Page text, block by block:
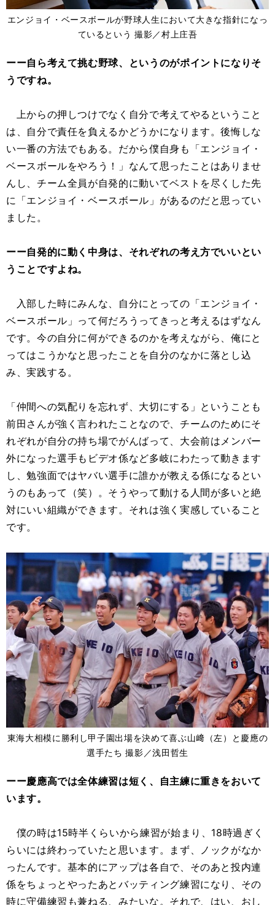
エンジョイ・ベースボールが野球人生において大きな指針になっ
ているという 撮影／村上庄吾
ーー自ら考えて挑む野球、というのがポイントになりそ
うですね。
上からの押しつけでなく自分で考えてやるということ
は、自分で責任を負えるかどうかになります。後悔しな
い一番の方法でもある。だから僕自身も「エンジョイ・
ベースボールをやろう！」なんて思ったことはありませ
んし、チーム全員が自発的に動いてベストを尽くした先
に「エンジョイ・ベースボール」があるのだと思ってい
ました。
ーー自発的に動く中身は、それぞれの考え方でいいとい
うことですよね。
入部した時にみんな、自分にとっての「エンジョイ・
ベースボール」って何だろうってきっと考えるはずなん
です。今の自分に何ができるのかを考えながら、俺にと
ってはこうかなと思ったことを自分のなかに落とし込
み、実践する。
「仲間への気配りを忘れず、大切にする」ということも
前田さんが強く言われたことなので、チームのためにそ
れぞれが自分の持ち場でがんばって、大会前はメンバー
外になった選手もビデオ係など多岐にわたって動きます
し、勉強面ではヤバい選手に誰かが教える係になるとい
うのもあって（笑）。そうやって動ける人間が多いと絶
対にいい組織ができます。それは強く実感していること
です。
東海大相模に勝利し甲子園出場を決めて喜ぶ山﨑（左）と慶應の
選手たち 撮影／浅田哲生
ーー慶應高では全体練習は短く、自主練に重きをおいて
います。
僕の時は15時半くらいから練習が始まり、18時過ぎく
らいには終わっていたと思います。まず、ノックがなか
ったんです。基本的にアップは各自で、そのあと投内連
係をちょっとやったあとバッティング練習になり、その
時に守備練習も兼ねる、みたいな。それで、はい、おし